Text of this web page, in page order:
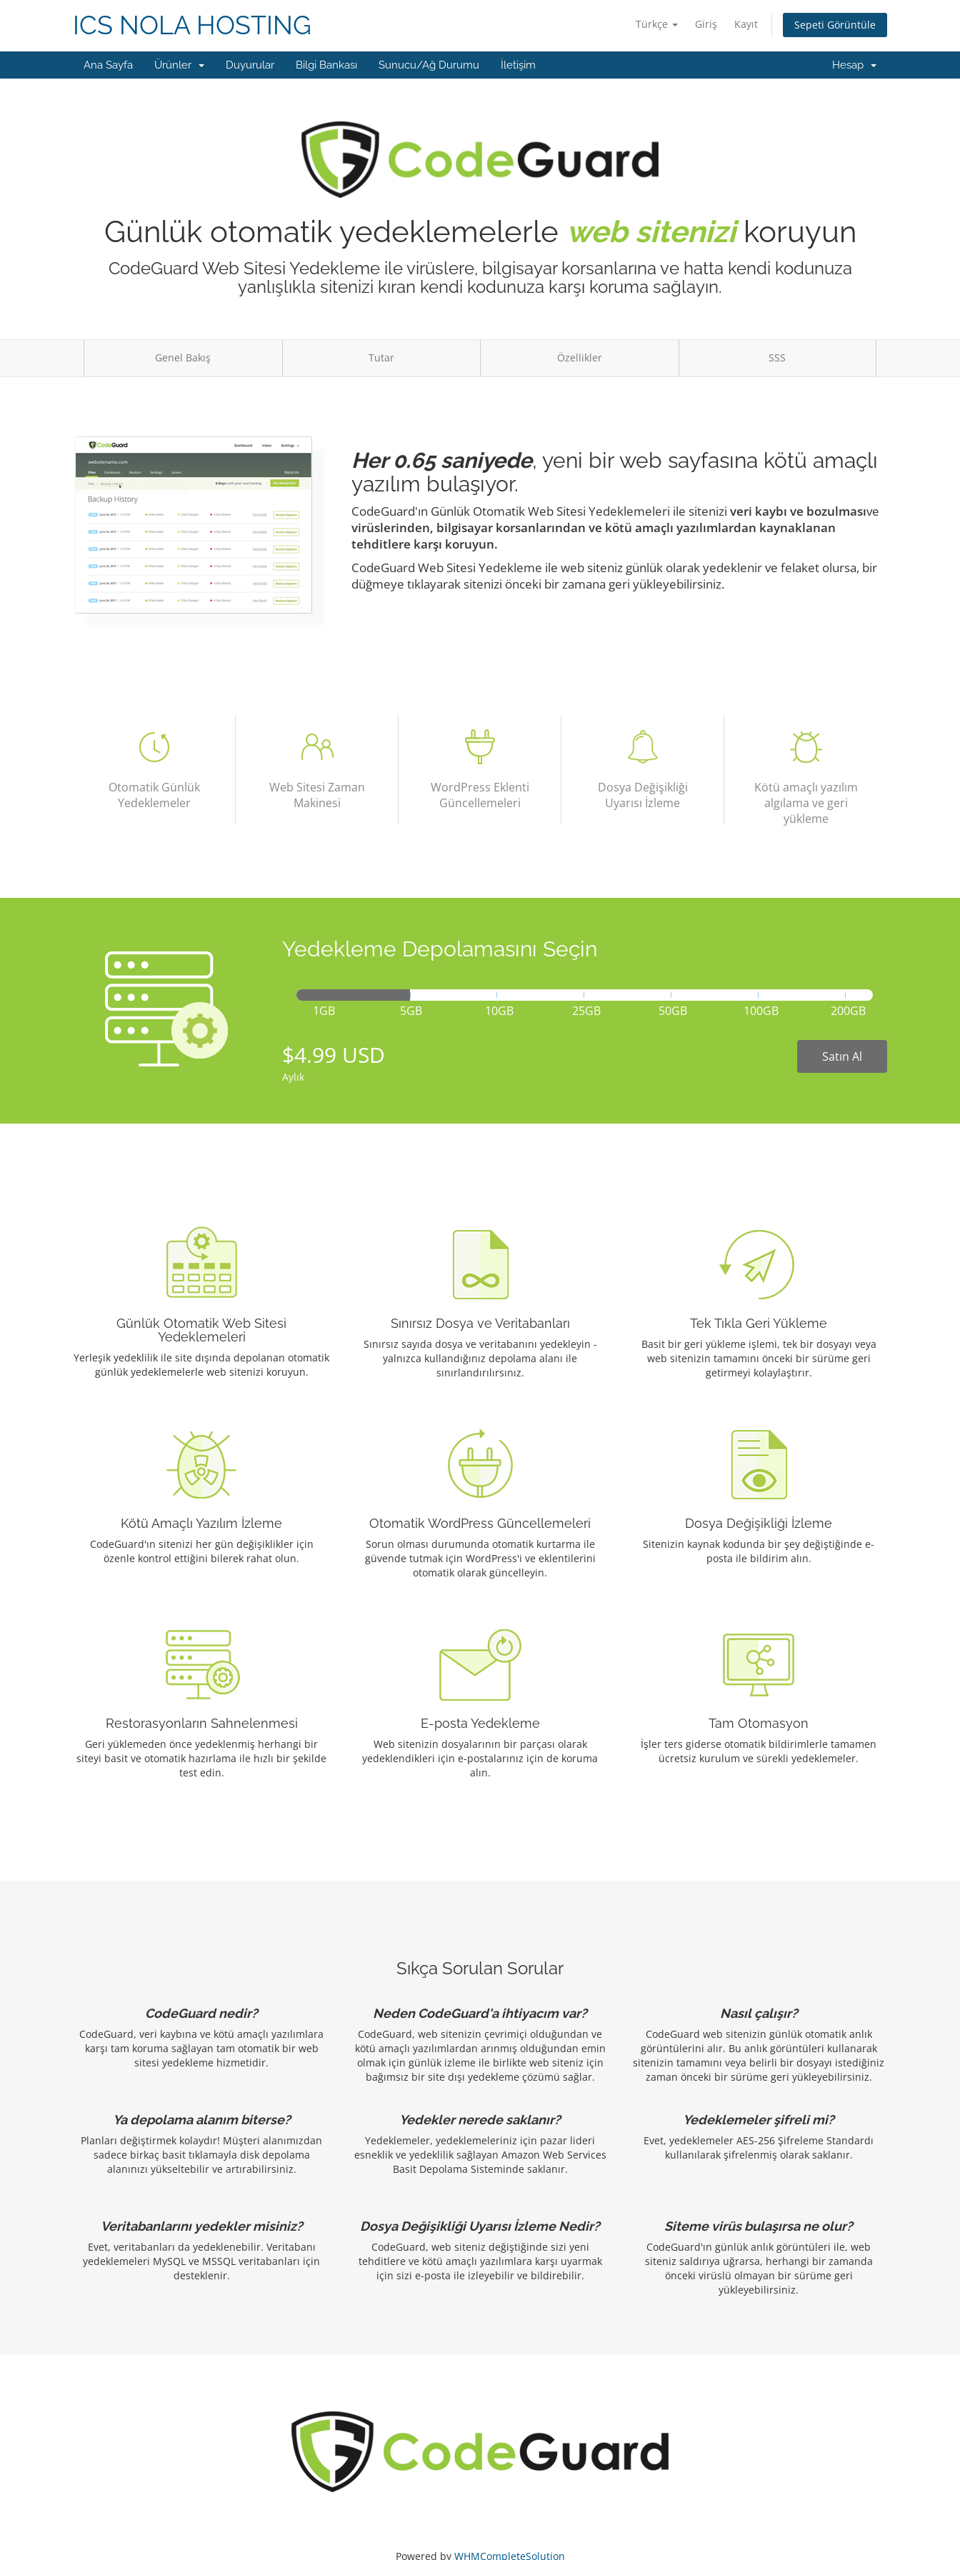
Türkçe Giriş Kayıt Sepeti Görüntüle
ICS NOLA HOSTING
Ana Sayfa Ürünler Duyurular Bilgi Bankası Sunucu/Ağ Durumu İletişim Hesap
Günlük otomatik yedeklemelerle web sitenizikoruyun
CodeGuard Web Sitesi Yedekleme ile virüslere, bilgisayar korsanlarına ve hatta kendi kodunuza
yanlışlıkla sitenizi kıran kendi kodunuza karşı koruma sağlayın.
Genel Bakış Tutar Özellikler SSS
Her 0.65 saniyede, yeni bir web sayfasına kötü amaçlı
yazılım bulaşıyor.
CodeGuard'ın Günlük Otomatik Web Sitesi Yedeklemeleri ile sitenizi veri kaybı ve bozulmasıve
virüslerinden, bilgisayar korsanlarından ve kötü amaçlı yazılımlardan kaynaklanan
tehditlere karşı koruyun.
CodeGuard Web Sitesi Yedekleme ile web siteniz günlük olarak yedeklenir ve felaket olursa, bir
düğmeye tıklayarak sitenizi önceki bir zamana geri yükleyebilirsiniz.
Otomatik Günlük
Yedeklemeler
Web Sitesi Zaman
Makinesi
WordPress Eklenti
Güncellemeleri
Dosya Değişikliği
Uyarısı İzleme
Kötü amaçlı yazılım
algılama ve geri
yükleme
Yedekleme Depolamasını Seçin
1GB 5GB 10GB 25GB 50GB 100GB 200GB
$4.99 USD
Aylık
Satın Al
Günlük Otomatik Web Sitesi
Yedeklemeleri
Yerleşik yedeklilik ile site dışında depolanan otomatik
günlük yedeklemelerle web sitenizi koruyun.
Sınırsız Dosya ve Veritabanları
Sınırsız sayıda dosya ve veritabanını yedekleyin -
yalnızca kullandığınız depolama alanı ile
sınırlandırılırsınız.
Tek Tıkla Geri Yükleme
Basit bir geri yükleme işlemi, tek bir dosyayı veya
web sitenizin tamamını önceki bir sürüme geri
getirmeyi kolaylaştırır.
Kötü Amaçlı Yazılım İzleme
CodeGuard'ın sitenizi her gün değişiklikler için
özenle kontrol ettiğini bilerek rahat olun.
Otomatik WordPress Güncellemeleri
Sorun olması durumunda otomatik kurtarma ile
güvende tutmak için WordPress'i ve eklentilerini
otomatik olarak güncelleyin.
Dosya Değişikliği İzleme
Sitenizin kaynak kodunda bir şey değiştiğinde e-
posta ile bildirim alın.
Restorasyonların Sahnelenmesi
Geri yüklemeden önce yedeklenmiş herhangi bir
siteyi basit ve otomatik hazırlama ile hızlı bir şekilde
test edin.
E-posta Yedekleme
Web sitenizin dosyalarının bir parçası olarak
yedeklendikleri için e-postalarınız için de koruma
alın.
Tam Otomasyon
İşler ters giderse otomatik bildirimlerle tamamen
ücretsiz kurulum ve sürekli yedeklemeler.
Sıkça Sorulan Sorular
CodeGuard nedir?
CodeGuard, veri kaybına ve kötü amaçlı yazılımlara
karşı tam koruma sağlayan tam otomatik bir web
sitesi yedekleme hizmetidir.
Neden CodeGuard'a ihtiyacım var?
CodeGuard, web sitenizin çevrimiçi olduğundan ve
kötü amaçlı yazılımlardan arınmış olduğundan emin
olmak için günlük izleme ile birlikte web siteniz için
bağımsız bir site dışı yedekleme çözümü sağlar.
Nasıl çalışır?
CodeGuard web sitenizin günlük otomatik anlık
görüntülerini alır. Bu anlık görüntüleri kullanarak
sitenizin tamamını veya belirli bir dosyayı istediğiniz
zaman önceki bir sürüme geri yükleyebilirsiniz.
Ya depolama alanım biterse?
Planları değiştirmek kolaydır! Müşteri alanımızdan
sadece birkaç basit tıklamayla disk depolama
alanınızı yükseltebilir ve artırabilirsiniz.
Yedekler nerede saklanır?
Yedeklemeler, yedeklemeleriniz için pazar lideri
esneklik ve yedeklilik sağlayan Amazon Web Services
Basit Depolama Sisteminde saklanır.
Yedeklemeler şifreli mi?
Evet, yedeklemeler AES-256 Şifreleme Standardı
kullanılarak şifrelenmiş olarak saklanır.
Veritabanlarını yedekler misiniz?
Evet, veritabanları da yedeklenebilir. Veritabanı
yedeklemeleri MySQL ve MSSQL veritabanları için
desteklenir.
Dosya Değişikliği Uyarısı İzleme Nedir?
CodeGuard, web siteniz değiştiğinde sizi yeni
tehditlere ve kötü amaçlı yazılımlara karşı uyarmak
için sizi e-posta ile izleyebilir ve bildirebilir.
Siteme virüs bulaşırsa ne olur?
CodeGuard'ın günlük anlık görüntüleri ile, web
siteniz saldırıya uğrarsa, herhangi bir zamanda
önceki virüslü olmayan bir sürüme geri
yükleyebilirsiniz.
Powered by WHMCompleteSolution